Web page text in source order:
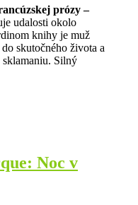
prózy –
udalosti okolo
knihy je muž
skutočného života a
sklamaniu. Silný
Noc v